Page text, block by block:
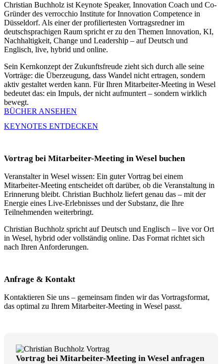
Christian Buchholz ist Keynote Speaker, Innovation Coach und Co-
Gründer des verrocchio Institute for Innovation Competence in
Düsseldorf. Als einer der profiliertesten Vortragsredner im
deutschsprachigen Raum spricht er zu den Themen Innovation, KI,
Nachhaltigkeit, Change und Leadership – auf Deutsch und
Englisch, live, hybrid und online.
Sein Kernkonzept der Zukunftsfreude zieht sich durch alle seine
Vorträge: die Überzeugung, dass Wandel nicht ertragen, sondern
aktiv gestaltet werden kann. Für Ihren Mitarbeiter-Meeting in Wesel
bedeutet das: ein Impuls, der nicht aufmuntert – sondern wirklich
bewegt.
BÜCHER ANSEHEN
KEYNOTES ENTDECKEN
Vortrag bei Mitarbeiter-Meeting in Wesel buchen
Veranstalter in Wesel wissen: Ein guter Vortrag bei einem
Mitarbeiter-Meeting entscheidet oft darüber, ob die Veranstaltung in
Erinnerung bleibt. Christian Buchholz liefert genau das – mit der
Energie eines Live-Erlebnisses und der Substanz, die Ihre
Teilnehmenden weiterbringt.
Christian Buchholz spricht auf Deutsch und Englisch – live vor Ort
in Wesel, hybrid oder vollständig online. Das Format richtet sich
nach Ihren Anforderungen.
Anfrage & Kontakt
Kontaktieren Sie uns – gemeinsam finden wir das Vortragsformat,
das optimal zu Ihrem Mitarbeiter-Meeting in Wesel passt.
Vortrag bei Mitarbeiter-Meeting in Wesel anfragen